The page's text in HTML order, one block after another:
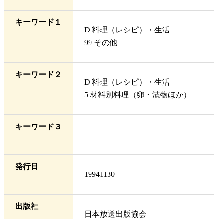
キーワード１
D 料理（レシピ）・生活
99 その他
キーワード２
D 料理（レシピ）・生活
5 材料別料理（卵・漬物ほか）
キーワード３
発行日
19941130
出版社
日本放送出版協会